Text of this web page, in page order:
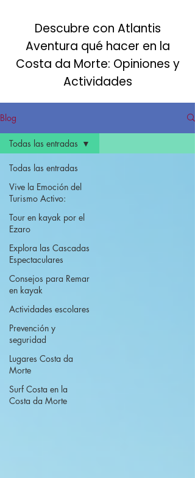
Descubre con Atlantis
Aventura qué hacer en la
Costa da Morte: Opiniones y
Actividades
Blog
Todas las entradas
Vive la Emoción del
Turismo Activo:
Tour en kayak por el
Ezaro
Explora las Cascadas
Espectaculares
Consejos para Remar
en kayak
Actividades escolares
Prevención y
seguridad
Lugares Costa da
Morte
Surf Costa en la
Costa da Morte
Todas las entradas